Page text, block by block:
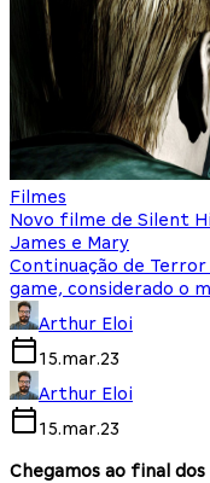
Filmes
Novo filme de Silent
James e Mary
Continuação de
game, considerado o
Arthur Eloi
15.mar.23
Arthur Eloi
15.mar.23
Chegamos ao final